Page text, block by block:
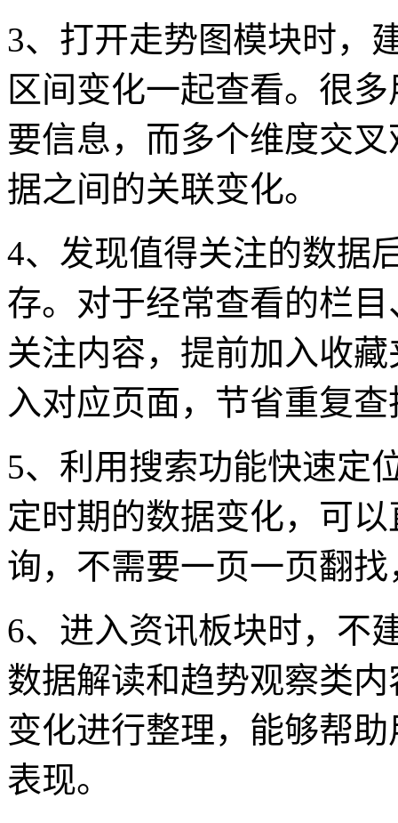
3、打开走势图模块时，
区间变化一起查看。很
要信息，而多个维度交
据之间的关联变化。
4、发现值得关注的数据
存。对于经常查看的栏
关注内容，提前加入收
入对应页面，节省重复
5、利用搜索功能快速定
定时期的数据变化，可
询，不需要一页一页翻
6、进入资讯板块时，不
数据解读和趋势观察类
变化进行整理，能够帮
表现。